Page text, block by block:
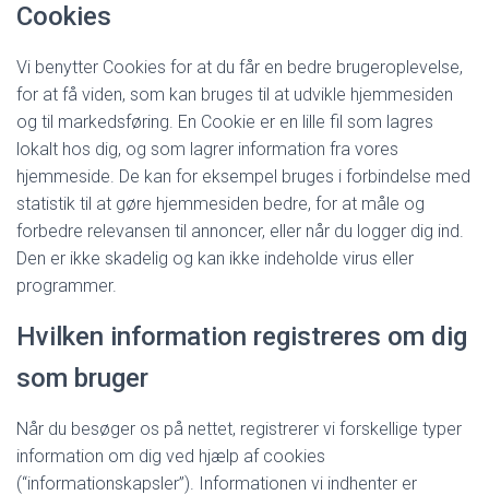
Cookies
Vi benytter Cookies for at du får en bedre brugeroplevelse,
for at få viden, som kan bruges til at udvikle hjemmesiden
og til markedsføring. En Cookie er en lille fil som lagres
lokalt hos dig, og som lagrer information fra vores
hjemmeside. De kan for eksempel bruges i forbindelse med
statistik til at gøre hjemmesiden bedre, for at måle og
forbedre relevansen til annoncer, eller når du logger dig ind.
Den er ikke skadelig og kan ikke indeholde virus eller
programmer.
Hvilken information registreres om dig
som bruger
Når du besøger os på nettet, registrerer vi forskellige typer
information om dig ved hjælp af cookies
(“informationskapsler”). Informationen vi indhenter er